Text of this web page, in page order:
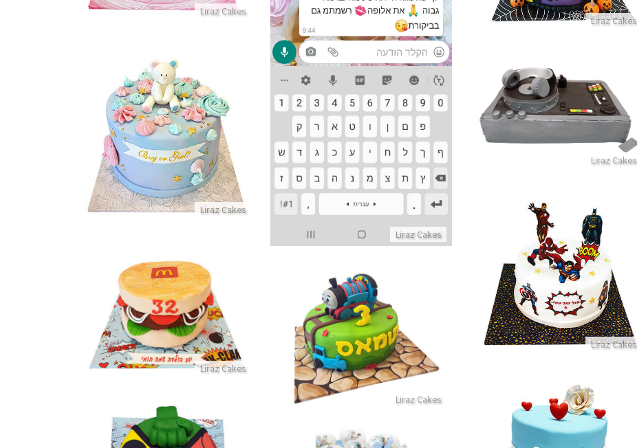
Liraz Cakes
Liraz Cakes
ביקורות מלקוחות לעוגה ברמה גבוהה
פרטים נוספים
Liraz Cakes
Liraz Cakes
עוגת דובי לגילוי מין העובר
פרטים נוספים
Liraz Cakes
עוגת די גיי מיוחדת
פרטים נוספים
Liraz Cakes
עוגת גיבורי על
פרטים נוספים
Liraz Cakes
עוגת מקדונלדס בצורת המבורגר
פרטים נוספים
Liraz Cakes
עוגת רכבת תומס הקטר מבצק סוכר
פרטים נוספים
עוגת קומות בעיצוב ים